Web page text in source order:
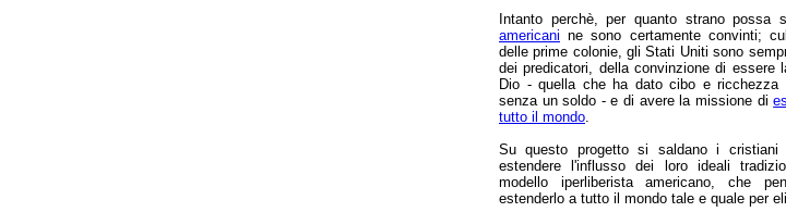
Intanto perchè, per quanto strano possa
americani ne sono certamente convinti;
delle prime colonie, gli Stati Uniti sono
dei predicatori, della convinzione di essere
Dio - quella che ha dato cibo e
senza un soldo - e di avere la missione di
tutto il mondo.
Su questo progetto si saldano i cristiani
estendere l'influsso dei loro ideali
modello iperliberista americano, che
estenderlo a tutto il mondo tale e quale per